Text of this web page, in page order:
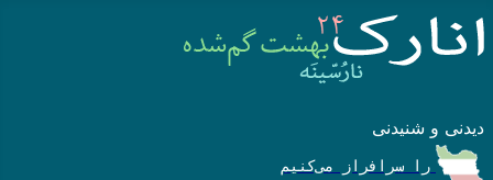
دیدنی و شنیدنی
را سرافراز می‌کنیم